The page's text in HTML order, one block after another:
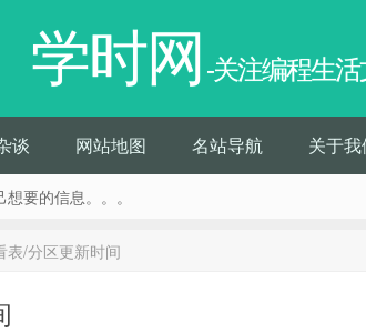
学时网 -关注编程生
谈 网站地图 名站导航 关于我
要的信息。。。
表/分区更新时间